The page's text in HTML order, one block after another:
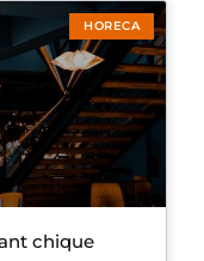
HORECA
chique